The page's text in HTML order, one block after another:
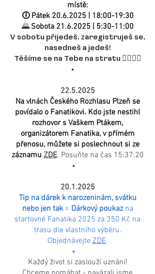
místě:
🕕 Pátek 20.6.2025 | 18:00-19:30
🌄 Sobota 21.6.2025 | 5:30-11:00
V sobotu přijedeš, zaregistruješ se,
nasedneš a jedeš!
Těšíme se na Tebe na stratu 🚴‍♀️🚴‍♂️
22.5.2025
Na vlnách Českého Rozhlasu Plzeň se
povídalo o Fanatikovi. Kdo jste nestihl
rozhovor s Vaškem Ptákem,
organizátorem Fanatika, v přímém
přenosu, můžete si poslechnout si ze
záznamu ZDE. Posuňte na čas 15:37:20
20.1.2025
Tip na dárek k narozeninám, svátku
nebo jen tak= Dárkový poukazna
startovné Fanatika 2025 za 350 Kč na
trasu dle vlastního výběru.
ObjednávejteZDE.
Každý život si zaslouží uznání!